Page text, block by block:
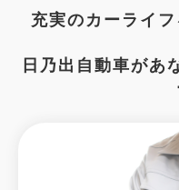
充実のカーライ
日乃出自動車があ